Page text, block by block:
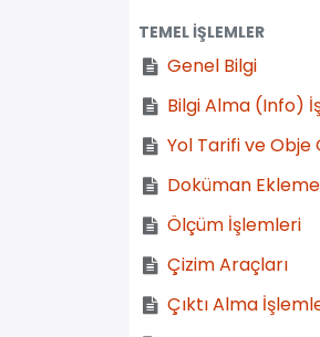
TEMEL İŞLEMLER
Genel Bilgi
Bilgi Alma (Info)
Yol Tarifi ve Obje
Doküman
Ölçüm İşlemleri
Çizim Araçları
Çıktı Alma